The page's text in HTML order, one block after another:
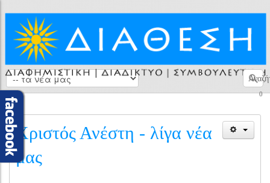
0
Χριστός Ανέστη - λίγα νέα
μας